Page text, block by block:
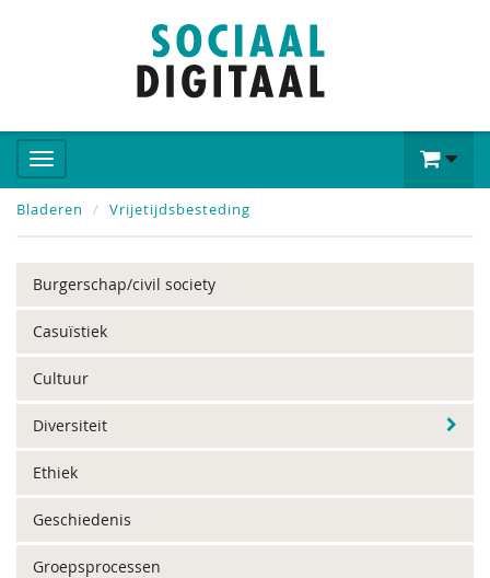
Bladeren Vrijetijdsbesteding
Burgerschap/civil society
Casuïstiek
Cultuur
Diversiteit
Ethiek
Geschiedenis
Groepsprocessen